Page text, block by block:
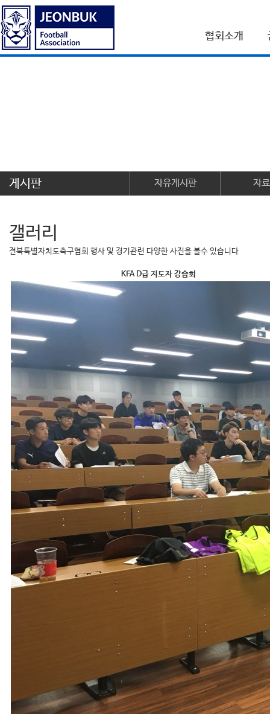
협회소개
게시판 자유게시판 자
갤러리
전북특별자치도축구협회 행사 및 경기관련 다양한 사진을 볼수 있습니다
KFA D급 지도자 강습회